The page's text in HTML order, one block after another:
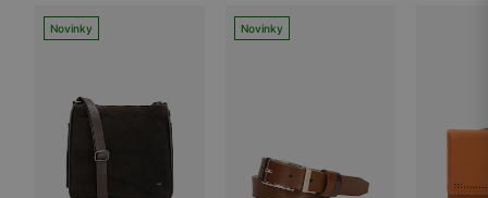
Novinky Novinky